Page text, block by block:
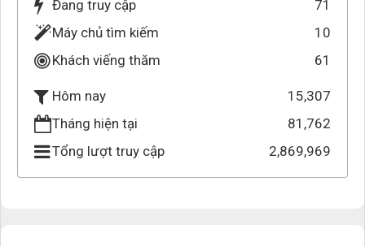
Đang truy cập
71
Máy chủ tìm kiếm
10
Khách viếng thăm
61
Hôm nay
15,307
Tháng hiện tại
81,762
Tổng lượt truy cập
2,869,969